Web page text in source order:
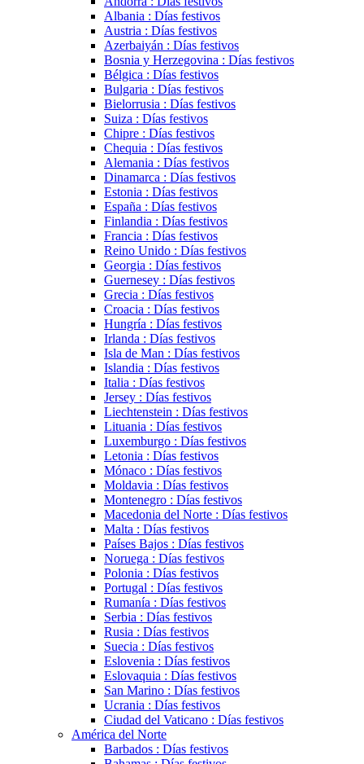
Albania : Días festivos
Austria : Días festivos
Azerbaiyán : Días festivos
Bosnia y Herzegovina : Días festivos
Bélgica : Días festivos
Bulgaria : Días festivos
Bielorrusia : Días festivos
Suiza : Días festivos
Chipre : Días festivos
Chequia : Días festivos
Alemania : Días festivos
Dinamarca : Días festivos
Estonia : Días festivos
España : Días festivos
Finlandia : Días festivos
Francia : Días festivos
Reino Unido : Días festivos
Georgia : Días festivos
Guernesey : Días festivos
Grecia : Días festivos
Croacia : Días festivos
Hungría : Días festivos
Irlanda : Días festivos
Isla de Man : Días festivos
Islandia : Días festivos
Italia : Días festivos
Jersey : Días festivos
Liechtenstein : Días festivos
Lituania : Días festivos
Luxemburgo : Días festivos
Letonia : Días festivos
Mónaco : Días festivos
Moldavia : Días festivos
Montenegro : Días festivos
Macedonia del Norte : Días festivos
Malta : Días festivos
Países Bajos : Días festivos
Noruega : Días festivos
Polonia : Días festivos
Portugal : Días festivos
Rumanía : Días festivos
Serbia : Días festivos
Rusia : Días festivos
Suecia : Días festivos
Eslovenia : Días festivos
Eslovaquia : Días festivos
San Marino : Días festivos
Ucrania : Días festivos
Ciudad del Vaticano : Días festivos
América del Norte
Barbados : Días festivos